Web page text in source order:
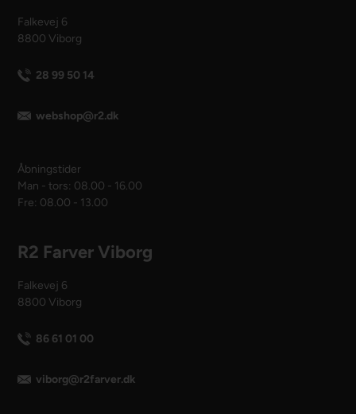
Falkevej 6
8800 Viborg
28 99 50 14
webshop@r2.dk
Åbningstider
Man - tors: 08.00 - 16.00
Fre: 08.00 - 13.00
R2 Farver Viborg
Falkevej 6
8800 Viborg
86 61 01 00
viborg@r2farver.dk